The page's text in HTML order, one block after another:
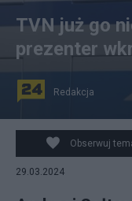
Andrzej Sołtysik
- Own work/
Canva
TVN już go
prezenter
Redakcja
Obserwuj
29.03.2024